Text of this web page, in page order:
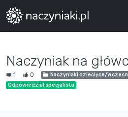
Naczyniak na
1 0
Naczyniaki dziecięce/
Odpowiedział specjalista